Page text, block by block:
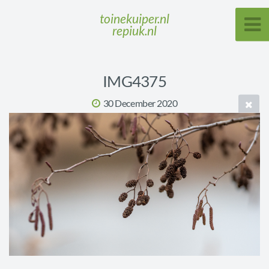
toinekuiper.nl
repiuk.nl
IMG4375
30 December 2020